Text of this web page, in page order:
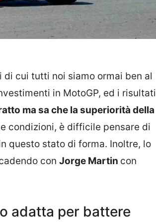
cui tutti noi siamo ormai ben al
in MotoGP, ed i risultati
ma sa che la superiorità della
condizioni, è difficile pensare di
questo stato di forma. Inoltre, lo
con Jorge Martin con
adatta per battere